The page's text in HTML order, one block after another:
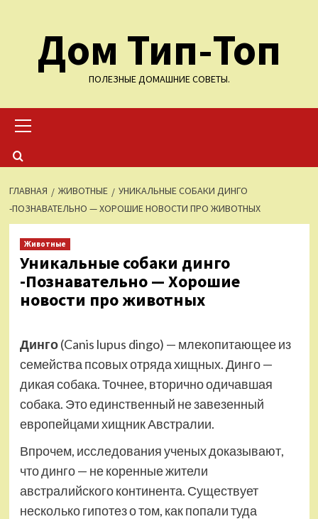
содержимомуДом Тип-Топ
ПОЛЕЗНЫЕ ДОМАШНИЕ СОВЕТЫ.
меню
ГЛАВНАЯ ЖИВОТНЫЕ
УНИКАЛЬНЫЕ СОБАКИ ДИНГО
-ПОЗНАВАТЕЛЬНО — ХОРОШИЕ НОВОСТИ ПРО ЖИВОТНЫХ
Животные
Уникальные собаки динго
-Познавательно — Хорошие
новости про животных
Динго(Canis lupus dingo) — млекопитающее из
семейства псовых отряда хищных. Динго —
дикая собака. Точнее, вторично одичавшая
собака. Это единственный не завезенный
европейцами хищник Австралии.
Впрочем, исследования ученых доказывают,
что динго — не коренные жители
австралийского континента. Существует
несколько гипотез о том, как попали туда